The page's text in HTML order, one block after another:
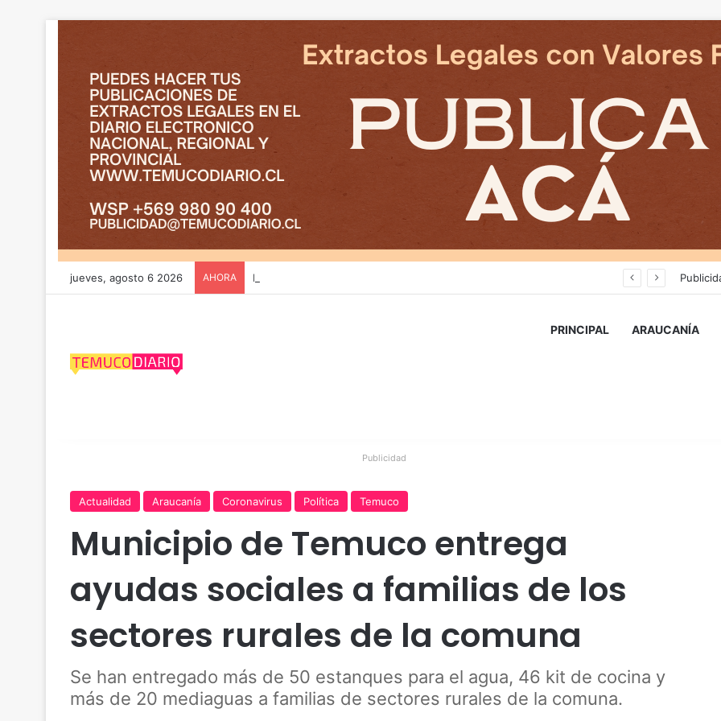
jueves, agosto 6 2026 AHORA
PRINCIPAL ARAUCANÍA
Publicidad
Actualidad Araucanía Coronavirus Política Temuco
Municipio de Temuco entrega
ayudas sociales a familias de los
sectores rurales de la comuna
Se han entregado más de 50 estanques para el agua, 46 kit de cocina y
más de 20 mediaguas a familias de sectores rurales de la comuna.